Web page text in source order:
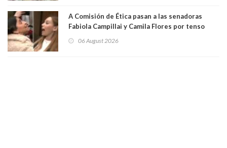
A Comisión de Ética pasan a las senadoras
Fabiola Campillai y Camila Flores por tenso
06 August 2026